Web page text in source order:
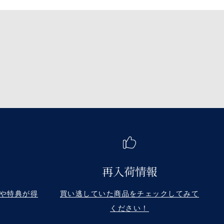
特典が得
再入荷情報
買い逃していた商品をチェックしてみて
ください！